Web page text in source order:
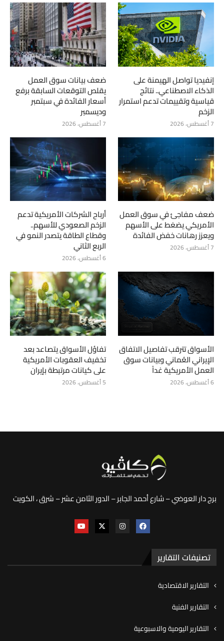
إنفيديا تواصل الهيمنة على
الذكاء الاصطناعي.. نتائج
قياسية وتقييمات تدعم استمرار
الزخم
7 أغسطس، 2026
ضعف بيانات سوق العمل
يقلص التوقعات السابقة برفع
أسعار الفائدة في سبتمبر
وديسمبر
7 أغسطس، 2026
ضعف مفاجئ في سوق العمل
الأمريكي يضغط على الأسهم
ويعزز رهانات خفض الفائدة
7 أغسطس، 2026
أرباح الشركات الأمريكية تدعم
الزخم الصعودي للأسهم..
وقطاع الطاقة يتصدر النمو في
الربع الثاني
6 أغسطس، 2026
الأسواق تترقب تفاصيل الاتفاق
الإيراني العُماني وبيانات سوق
العمل الأمريكية غداً
6 أغسطس، 2026
تفاؤل الأسواق يتصاعد بعد
تخفيف العقوبات الأمريكية
على كيانات مرتبطة بإيران
5 أغسطس، 2026
برج دار العوضي – شارع أحمد الجابر – الدور الثامن عشر – شرق ، الكويت
تصنيفات التقارير
التقارير الاقتصادية
التقارير الفنية
التقارير اليومية والاسبوعية